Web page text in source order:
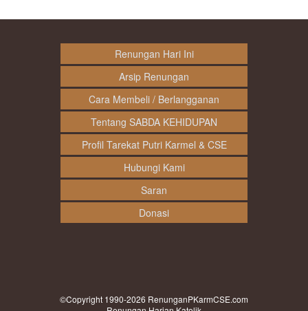
Renungan Hari Ini
Arsip Renungan
Cara Membeli / Berlangganan
Tentang SABDA KEHIDUPAN
Profil Tarekat Putri Karmel & CSE
Hubungi Kami
Saran
Donasi
©Copyright 1990-2026 RenunganPKarmCSE.com